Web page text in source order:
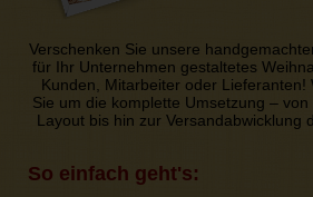
Verschenken Sie unsere
für Ihr Unternehmen gestaltetes
Kunden, Mitarbeiter oder Lieferanten!
Sie um die komplette Umsetzung –
Layout bis hin zur Versandabwicklung
So einfach geht's: